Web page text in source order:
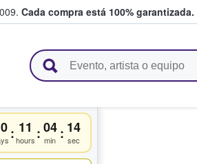
Cada compra está 100% garantizada.
boletos
: 11
hours :04
min : 14
sec